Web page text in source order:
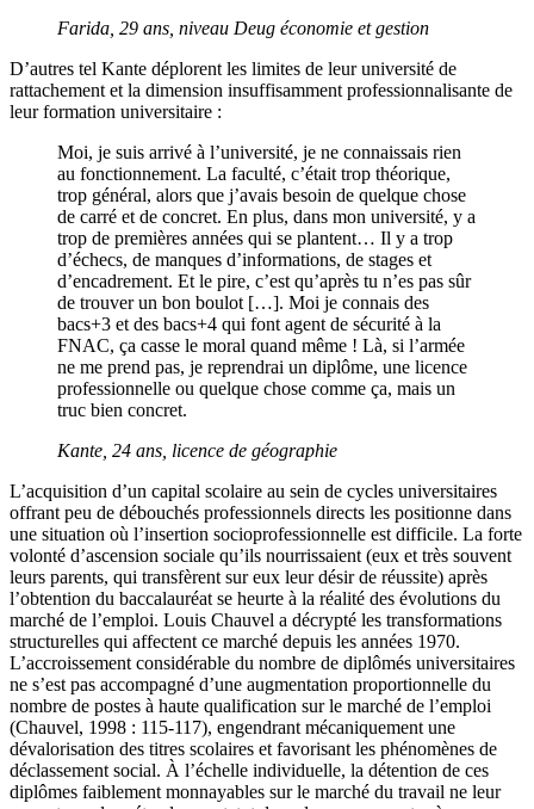
Farida, 29 ans, niveau Deug économie et gestion
D’autres tel Kante déplorent les limites de leur université de
rattachement et la dimension insuffisamment professionnalisante de
leur formation universitaire :
Moi, je suis arrivé à l’université, je ne connaissais rien
au fonctionnement. La faculté, c’était trop théorique,
trop général, alors que j’avais besoin de quelque chose
de carré et de concret. En plus, dans mon université, y a
trop de premières années qui se plantent… Il y a trop
d’échecs, de manques d’informations, de stages et
d’encadrement. Et le pire, c’est qu’après tu n’es pas sûr
de trouver un bon boulot […]. Moi je connais des
bacs+3 et des bacs+4 qui font agent de sécurité à la
FNAC, ça casse le moral quand même ! Là, si l’armée
ne me prend pas, je reprendrai un diplôme, une licence
professionnelle ou quelque chose comme ça, mais un
truc bien concret.
Kante, 24 ans, licence de géographie
L’acquisition d’un capital scolaire au sein de cycles universitaires
offrant peu de débouchés professionnels directs les positionne dans
une situation où l’insertion socioprofessionnelle est difficile. La forte
volonté d’ascension sociale qu’ils nourrissaient (eux et très souvent
leurs parents, qui transfèrent sur eux leur désir de réussite) après
l’obtention du baccalauréat se heurte à la réalité des évolutions du
marché de l’emploi. Louis Chauvel a décrypté les transformations
structurelles qui affectent ce marché depuis les années 1970.
L’accroissement considérable du nombre de diplômés universitaires
ne s’est pas accompagné d’une augmentation proportionnelle du
nombre de postes à haute qualification sur le marché de l’emploi
(Chauvel, 1998 : 115-117), engendrant mécaniquement une
dévalorisation des titres scolaires et favorisant les phénomènes de
déclassement social. À l’échelle individuelle, la détention de ces
diplômes faiblement monnayables sur le marché du travail ne leur